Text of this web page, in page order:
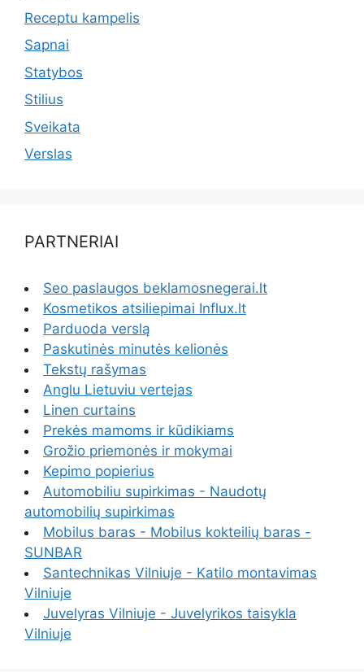
Receptu kampelis
Sapnai
Statybos
Stilius
Sveikata
Verslas
PARTNERIAI
Seo paslaugos beklamosnegerai.lt
Kosmetikos atsiliepimai Influx.lt
Parduoda verslą
Paskutinės minutės kelionės
Tekstų rašymas
Anglu Lietuviu vertejas
Linen curtains
Prekės mamoms ir kūdikiams
Grožio priemonės ir mokymai
Kepimo popierius
Automobiliu supirkimas - Naudotų
automobilių supirkimas
Mobilus baras - Mobilus kokteilių baras -
SUNBAR
Santechnikas Vilniuje - Katilo montavimas
Vilniuje
Juvelyras Vilniuje - Juvelyrikos taisykla
Vilniuje